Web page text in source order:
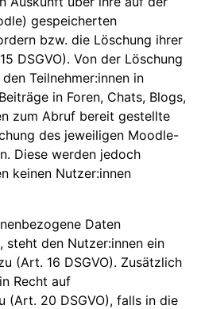
gespeicherten
bzw. die Löschung ihrer
DSGVO). Von der Löschung
Teilnehmer:innen in
in Foren, Chats, Blogs,
zum Abruf bereit gestellte
des jeweiligen Moodle-
Diese werden jedoch
keinen Nutzer:innen
Daten
den Nutzer:innen ein
(Art. 16 DSGVO). Zusätzlich
Recht auf
(Art. 20 DSGVO), falls in die